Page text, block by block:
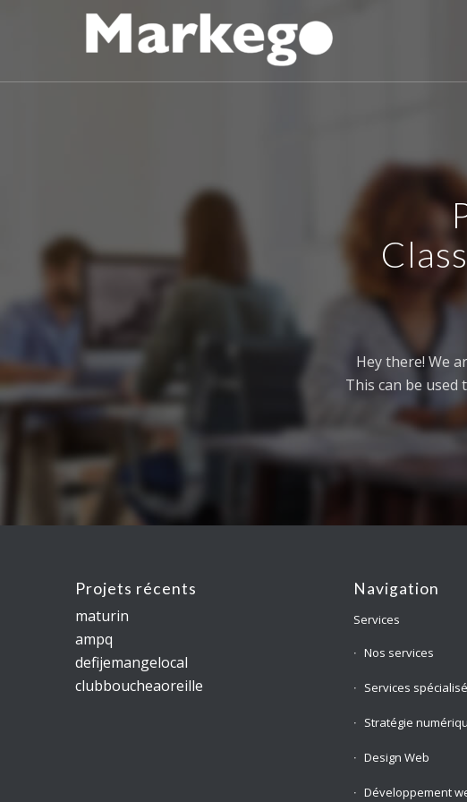
Hey there! We
This can be used
Projets récents
maturin
ampq
defijemangelocal
clubboucheaoreille
Navigation
Services
Nos services
Services
Stratégie
Design Web
Développement